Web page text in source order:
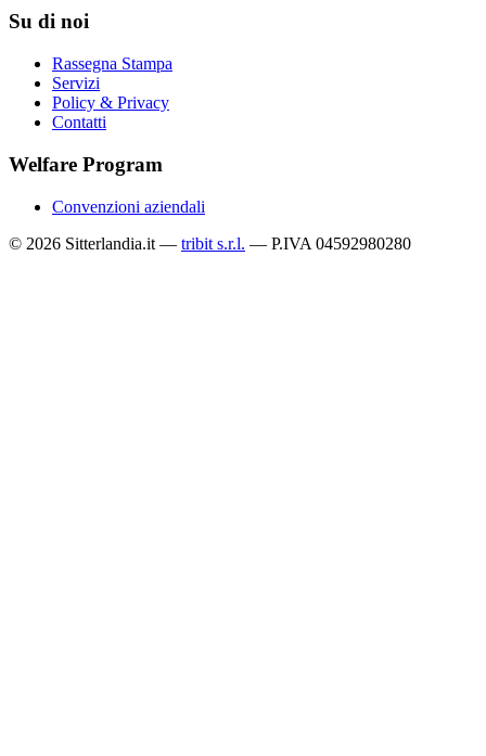
Su di noi
Rassegna Stampa
Servizi
Policy & Privacy
Contatti
Welfare Program
Convenzioni aziendali
© 2026 Sitterlandia.it — tribit s.r.l. — P.IVA 04592980280